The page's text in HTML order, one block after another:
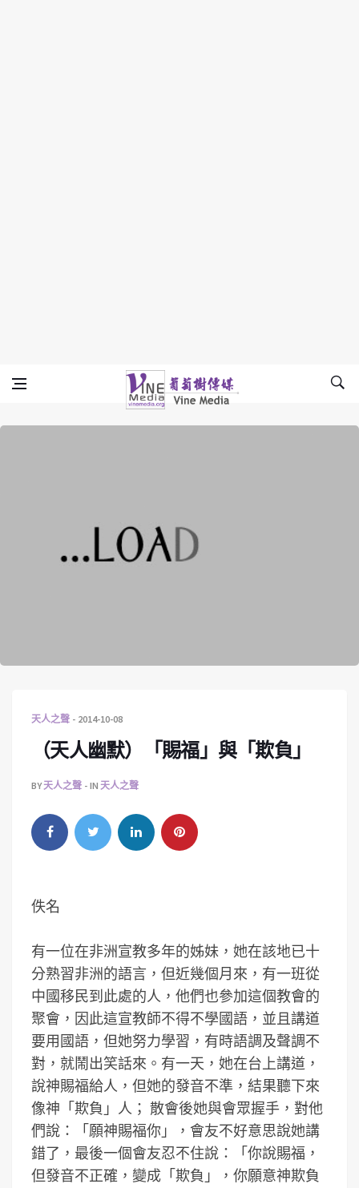
Vine Media
葡萄樹傳媒
天人之聲 2014-10-08
（天人幽默）「賜福」與「欺負」
BY天人之聲 IN 天人之聲
佚名
有一位在非洲宣教多年的姊妹，她在該地已十
分熟習非洲的語言，但近幾個月來，有一班從
中國移民到此處的人，他們也參加這個教會的
聚會，因此這宣教師不得不學國語，並且講道
要用國語，但她努力學習，有時語調及聲調不
對，就鬧出笑話來。有一天，她在台上講道，
說神賜福給人，但她的發音不準，結果聽下來
像神「欺負」人； 散會後她與會眾握手，對他
們說：「願神賜福你」，會友不好意思說她講
錯了，最後一個會友忍不住說：「你說賜福，
但發音不正確，變成「欺負」，你願意神欺負